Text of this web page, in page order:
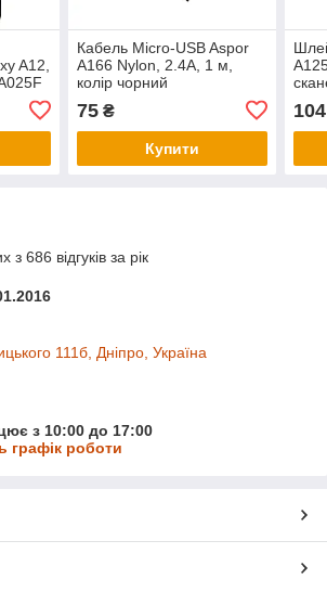
A12,
Кабель Micro-USB Aspor
A166 Nylon, 2.4A, 1 м,
колір чорний
75₴
Купити
104
з 686 відгуків за рік
111б, Дніпро, Україна
з 10:00 до 17:00
графік роботи